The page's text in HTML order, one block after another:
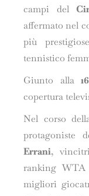
campi del
affermato nel
più
tennistico
Giunto alla
copertura
Nel corso
protagoniste
Errani,
ranking
migliori